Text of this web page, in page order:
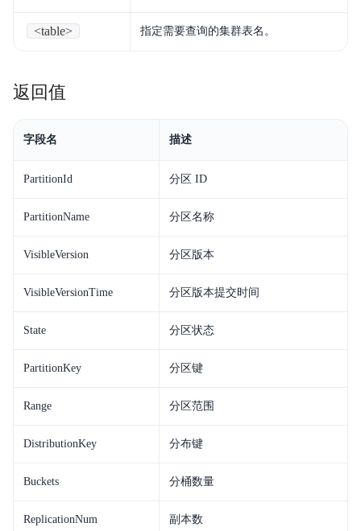
<table> 指定需要查询的集群表名。
返回值
字段名 描述
PartitionId 分区 ID
PartitionName 分区名称
VisibleVersion 分区版本
VisibleVersionTime 分区版本提交时间
State 分区状态
PartitionKey 分区键
Range 分区范围
DistributionKey 分布键
Buckets 分桶数量
ReplicationNum 副本数